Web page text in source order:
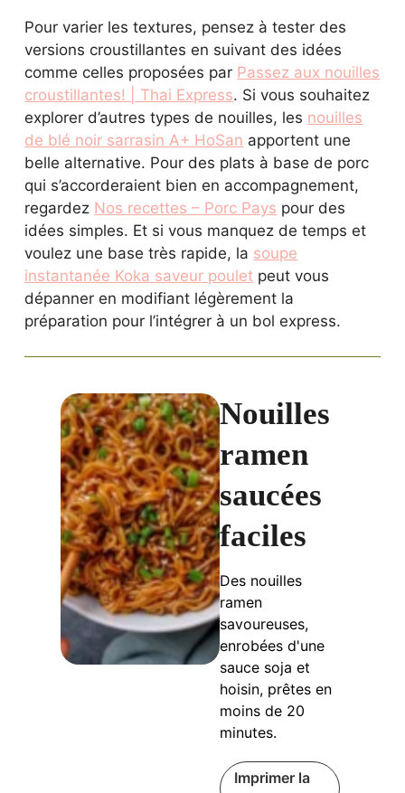
Pour varier les textures, pensez à tester des
versions croustillantes en suivant des idées
comme celles proposées par Passez aux nouilles
croustillantes! | Thai Express. Si vous souhaitez
explorer d’autres types de nouilles, les nouilles
de blé noir sarrasin A+ HoSan apportent une
belle alternative. Pour des plats à base de porc
qui s’accorderaient bien en accompagnement,
regardez Nos recettes – Porc Pays pour des
idées simples. Et si vous manquez de temps et
voulez une base très rapide, la soupe
instantanée Koka saveur poulet peut vous
dépanner en modifiant légèrement la
préparation pour l’intégrer à un bol express.
Nouilles
ramen
saucées
faciles
Des nouilles
ramen
savoureuses,
enrobées d'une
sauce soja et
hoisin, prêtes en
moins de 20
minutes.
Imprimer la